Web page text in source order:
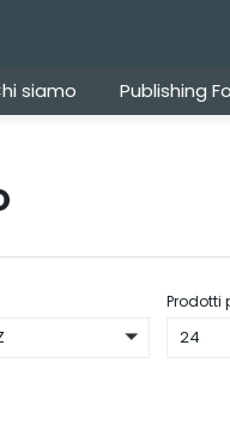
siamo Publishing
Prodotti
24